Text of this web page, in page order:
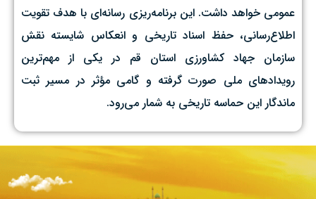
عمومی خواهد داشت. این برنامه‌ریزی رسانه‌ای با هدف تقویت
اطلاع‌رسانی، حفظ اسناد تاریخی و انعکاس شایسته نقش
سازمان جهاد کشاورزی استان قم در یکی از مهم‌ترین
رویدادهای ملی صورت گرفته و گامی مؤثر در مسیر ثبت
ماندگار این حماسه تاریخی به شمار می‌رود.